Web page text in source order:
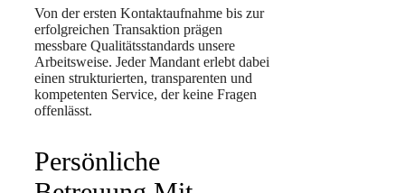
Von der ersten Kontaktaufnahme bis zur
erfolgreichen Transaktion prägen
messbare Qualitätsstandards unsere
Arbeitsweise. Jeder Mandant erlebt dabei
einen strukturierten, transparenten und
kompetenten Service, der keine Fragen
offenlässt.
Persönliche